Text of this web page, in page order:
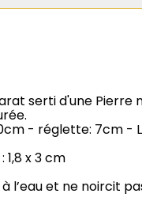
serti d'une Pierre
- réglette: 7cm -
x 3 cm
l’eau et ne noircit